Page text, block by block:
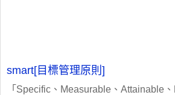
smart[目標管理原則]
「Specific、Measurable、Attainable